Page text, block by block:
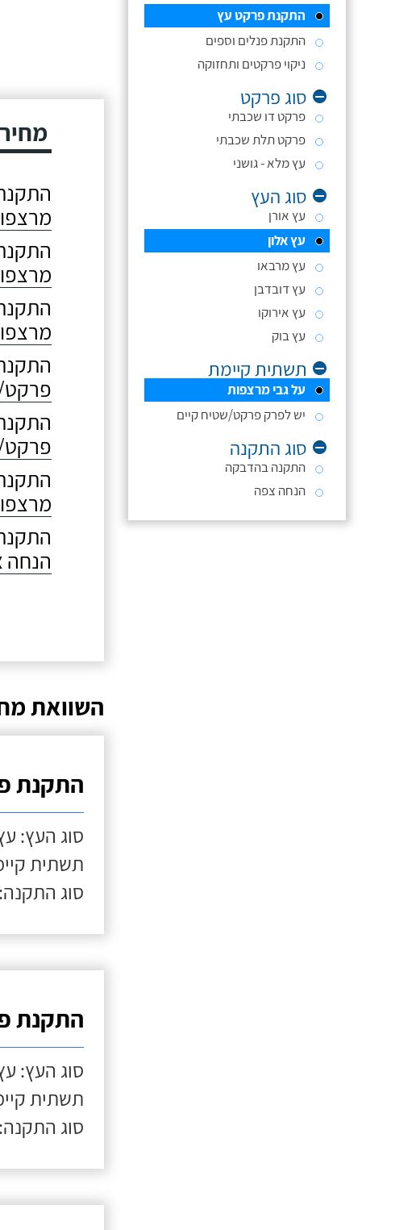
התקנת פרקט עץ
התקנת פנלים וספים
ניקוי פרקטים ותחזוקה
סוג פרקט
פרקט דו שכבתי
פרקט תלת שכבתי
עץ מלא - גושני
סוג העץ
עץ אורן
עץ אלון
עץ מרבאו
עץ דובדבן
עץ אירוקו
עץ בוק
תשתית קיימת
על גבי מרצפות
יש לפרק פרקט/שטיח קיים
סוג התקנה
התקנה בהדבקה
הנחה צפה
הנחה
השוואת
התקנת
סוג העץ:
תשתית
סוג
התקנת
סוג העץ:
תשתית
סוג